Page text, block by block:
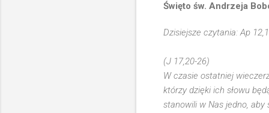
Święto św. Andrzeja
Dzisiejsze czytania: Ap
(J 17,20-26)
W czasie ostatniej
którzy dzięki ich słowu
stanowili w Nas jedno, aby